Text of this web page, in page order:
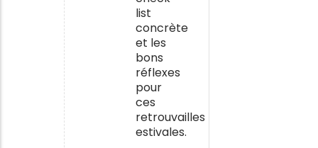
list
concrète
et les
bons
réflexes
pour
ces
retrouvailles
estivales.